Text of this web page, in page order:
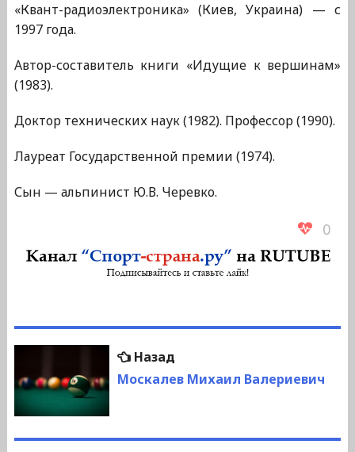
«Квант-радиоэлектроника» (Киев, Украина) — с
1997 года.
Автор-составитель книги «Идущие к вершинам»
(1983).
Доктор технических наук (1982). Профессор (1990).
Лауреат Государственной премии (1974).
Сын — альпинист Ю.В. Черевко.
0
Навигация
по
записям
НазадПредыдущая
запись:
Москалев Михаил Валериевич